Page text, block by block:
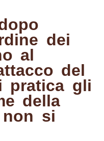
dei
al
del
pratica gli
della
si